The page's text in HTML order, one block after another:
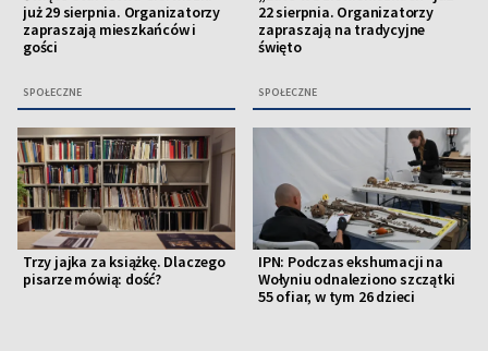
już 29 sierpnia. Organizatorzy
zapraszają mieszkańców i
gości
SPOŁECZNE
22 sierpnia. Organizatorzy
zapraszają na tradycyjne
święto
SPOŁECZNE
Trzy jajka za książkę. Dlaczego
pisarze mówią: dość?
IPN: Podczas ekshumacji na
Wołyniu odnaleziono szczątki
55 ofiar, w tym 26 dzieci